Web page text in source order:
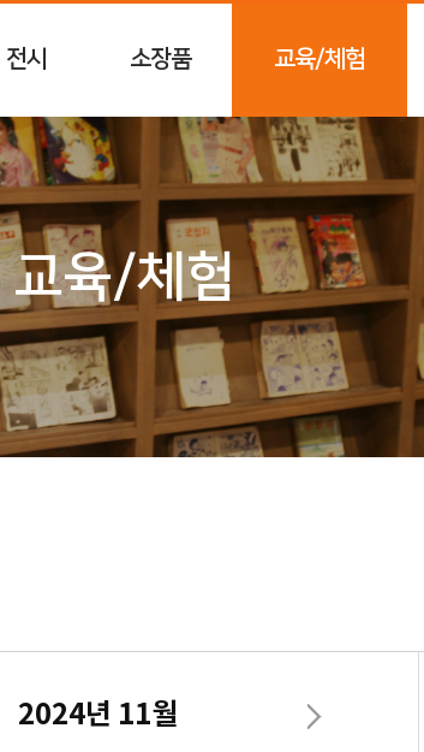
전시 소장품 교육/체험
교육/체험
2024년 11월